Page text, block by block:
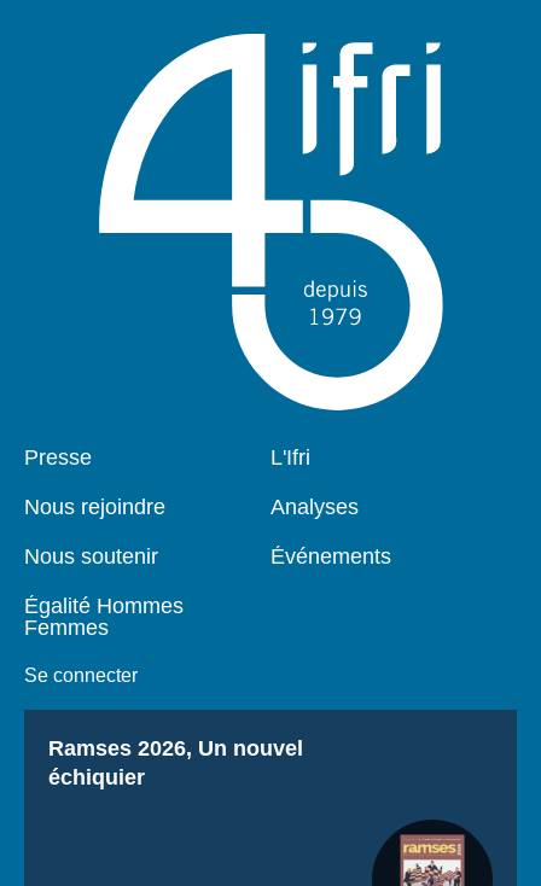
Pied
Presse
Nous rejoindre
Nous soutenir
Égalité Hommes
Femmes
Se connecter
Navigation
L'Ifri
Analyses
Événements
Titre
Ramses 2026, Un nouvel
échiquier